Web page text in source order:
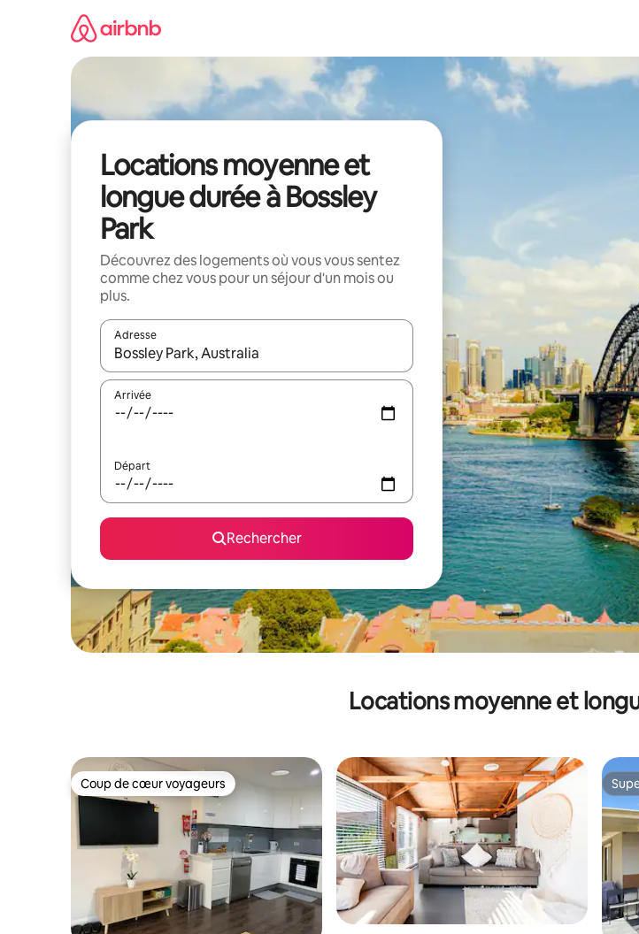
Locations moyenne et
longue durée à Bossley
Park
Découvrez des logements où vous vous sentez
comme chez vous pour un séjour d'un mois ou
plus.
Adresse
Lorsque les résultats s'affichent, utilisez les flèches vers le haut et vers le bas pour les
Arrivée
Départ
Rechercher
Locations moyenne et
Coup de cœur voyageurs
Coup de cœur voyageurs